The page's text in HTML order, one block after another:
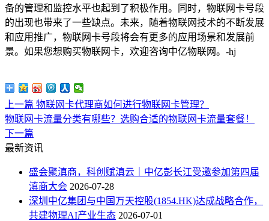
备的管理和监控水平也起到了积极作用。同时，物联网卡号段
的出现也带来了一些缺点。未来，随着物联网技术的不断发展
和应用推广，物联网卡号段将会有更多的应用场景和发展前
景。如果您想购买物联网卡，欢迎咨询中亿物联网。-hj
上一篇 物联网卡代理商如何进行物联网卡管理？
物联网卡流量分类有哪些？选购合适的物联网卡流量套餐！
下一篇
最新资讯
盛会聚滇商，科创赋滇云｜中亿彭长江受邀参加第四届
滇商大会 2026-07-28
深圳中亿集团与中国万天控股(1854.HK)达成战略合作，
共建物理AI产业生态 2026-07-01